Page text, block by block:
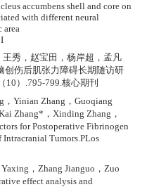
accumbens shell and core on
with different neural
area
秀，赵宝田，杨岸超，孟凡
创伤后肌张力障碍长期随访研
10）.795-799.核心期刊
，Yinian Zhang，Guoqiang
Zhang*，Xinding Zhang，
for Postoperative Fibrinogen
Tumors.PLos
，Zhang Jianguo，Zuo
effect analysis and